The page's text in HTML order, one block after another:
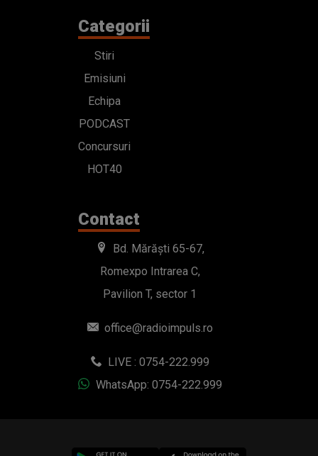
Categorii
Stiri
Emisiuni
Echipa
PODCAST
Concursuri
HOT40
Contact
Bd. Mărăști 65-67,
Romexpo Intrarea C,
Pavilion T, sector 1
office@radioimpuls.ro
LIVE : 0754-222.999
WhatsApp: 0754-222.999